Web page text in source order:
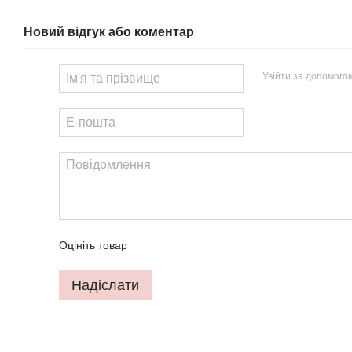
Новий відгук або коментар
Увійти за
Оцініть товар
Надіслати